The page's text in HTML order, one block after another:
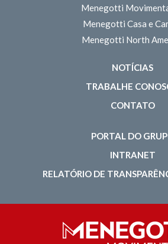
Menegotti
Menegotti Casa e
Menegotti North
NOTÍCIAS
TRABALHE
CONTATO
PORTAL DO
INTRANET
RELATÓRIO DE